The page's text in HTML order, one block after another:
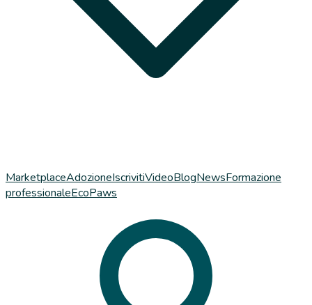
MarketplaceAdozioneIscrivitiVideoBlogNewsFormazione
professionaleEcoPaws